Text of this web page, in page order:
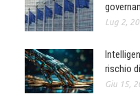
Lug 2,
rischio
Giu 15,